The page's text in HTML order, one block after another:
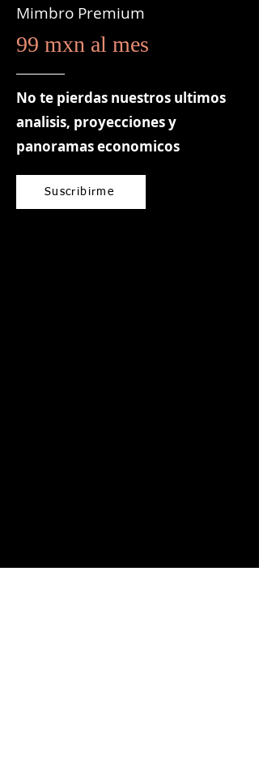
Mimbro Premium
99 mxn al mes
No te pierdas nuestros ultimos
analisis, proyecciones y
panoramas economicos
Suscribirme